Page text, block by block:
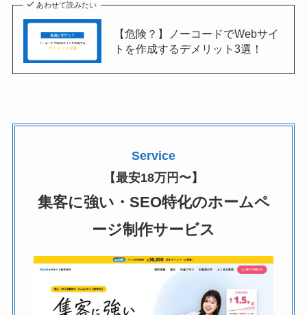
あわせて読みたい
【危険？】ノーコードでWebサイ
トを作成するデメリット3選！
Service
【最安18万円〜】
集客に強い・SEO特化のホームペ
ージ制作サービス